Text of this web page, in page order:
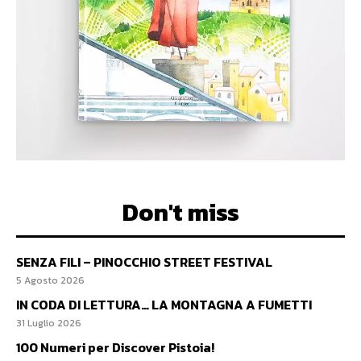
Don't miss
SENZA FILI – PINOCCHIO STREET FESTIVAL
5 Agosto 2026
IN CODA DI LETTURA… LA MONTAGNA A FUMETTI
31 Luglio 2026
100 Numeri per Discover Pistoia!